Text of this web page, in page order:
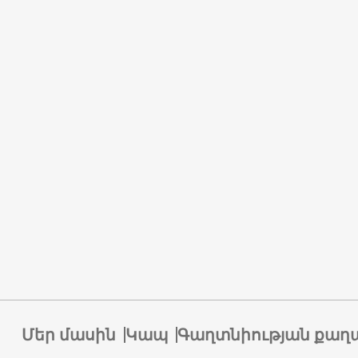
Մեր մասին Կապ Գաղտնիության